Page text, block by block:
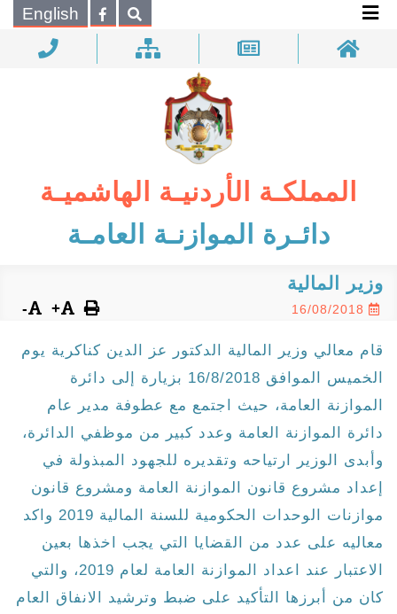
بحـث English
المملكـة الأردنيـة الهاشميـة
دائـرة الموازنـة العامـة
وزير المالية
16/08/2018
+
-
قام معالي وزير المالية الدكتور عز الدين كناكرية يوم
الخميس الموافق 16/8/2018 بزيارة إلى دائرة
الموازنة العامة، حيث اجتمع مع عطوفة مدير عام
دائرة الموازنة العامة وعدد كبير من موظفي الدائرة،
وأبدى الوزير ارتياحه وتقديره للجهود المبذولة في
إعداد مشروع قانون الموازنة العامة ومشروع قانون
موازنات الوحدات الحكومية للسنة المالية 2019 واكد
معاليه على عدد من القضايا التي يجب اخذها بعين
الاعتبار عند اعداد الموازنة العامة لعام 2019، والتي
كان من أبرزها التأكيد على ضبط وترشيد الانفاق العام